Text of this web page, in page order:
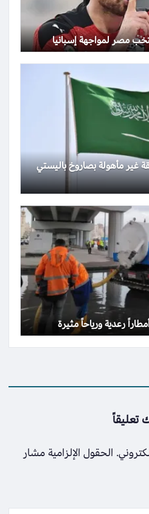
مصر لمواجهة إسبانيا
غير مأهولة بصاروخ باليستي
رعدية ورياحاً مثيرة
تعليقاً
الحقول الإلزامية مشار